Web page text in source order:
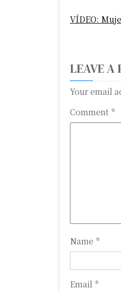
o
t
n
a
v
i
o
n
VÍDEO:
LEAVE A
Your email
Comment *
Name *
Email *